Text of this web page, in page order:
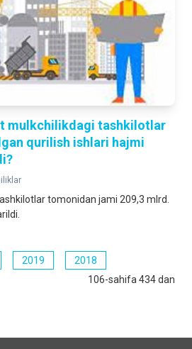
mulkchilikdagi tashkilotlar
qurilish ishlari hajmi
tomonidan jami 209,3 mlrd.
106-sahifa 434 dan
2019 2018